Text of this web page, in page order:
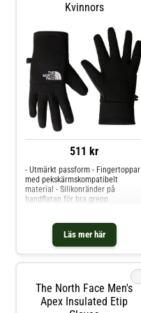
Kvinnors
511 kr
Läs mer här
- Utmärkt passform - Fingertoppar
med pekskärmskompatibelt
material - Silikonränder på
handflatan för bra grepp
The North Face Men's
Apex Insulated Etip